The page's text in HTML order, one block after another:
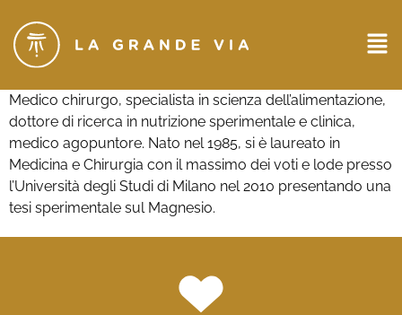
Medico chirurgo, specialista in scienza dell’alimentazione,
dottore di ricerca in nutrizione sperimentale e clinica,
medico agopuntore. Nato nel 1985, si è laureato in
Medicina e Chirurgia con il massimo dei voti e lode presso
l’Università degli Studi di Milano nel 2010 presentando una
tesi sperimentale sul Magnesio.